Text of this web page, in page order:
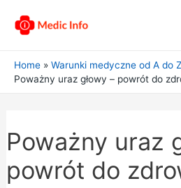
Home Warunki medyczne od A do Z
Poważny uraz głowy – powrót do
Poważny uraz
powrót do